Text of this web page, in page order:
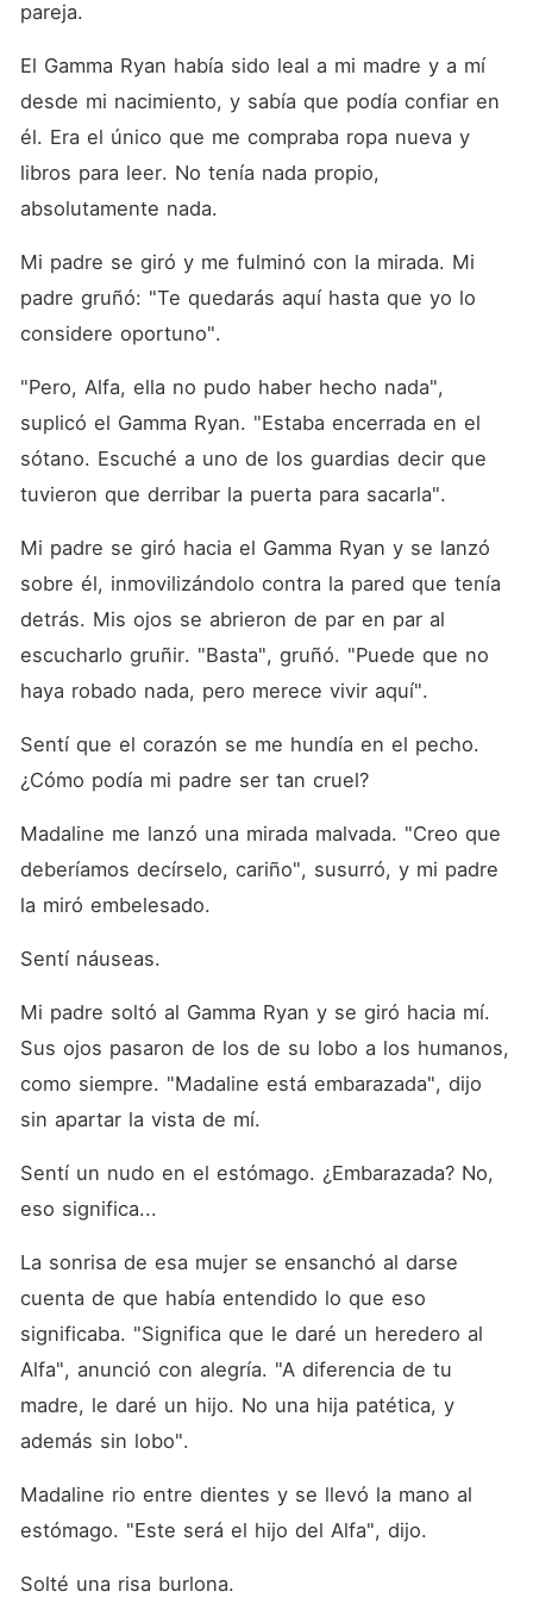
pareja.
El Gamma Ryan había sido leal a mi madre y a mí
desde mi nacimiento, y sabía que podía confiar en
él. Era el único que me compraba ropa nueva y
libros para leer. No tenía nada propio,
absolutamente nada.
Mi padre se giró y me fulminó con la mirada. Mi
padre gruñó: "Te quedarás aquí hasta que yo lo
considere oportuno".
"Pero, Alfa, ella no pudo haber hecho nada",
suplicó el Gamma Ryan. "Estaba encerrada en el
sótano. Escuché a uno de los guardias decir que
tuvieron que derribar la puerta para sacarla".
Mi padre se giró hacia el Gamma Ryan y se lanzó
sobre él, inmovilizándolo contra la pared que tenía
detrás. Mis ojos se abrieron de par en par al
escucharlo gruñir. "Basta", gruñó. "Puede que no
haya robado nada, pero merece vivir aquí".
Sentí que el corazón se me hundía en el pecho.
¿Cómo podía mi padre ser tan cruel?
Madaline me lanzó una mirada malvada. "Creo que
deberíamos decírselo, cariño", susurró, y mi padre
la miró embelesado.
Sentí náuseas.
Mi padre soltó al Gamma Ryan y se giró hacia mí.
Sus ojos pasaron de los de su lobo a los humanos,
como siempre. "Madaline está embarazada", dijo
sin apartar la vista de mí.
Sentí un nudo en el estómago. ¿Embarazada? No,
eso significa...
La sonrisa de esa mujer se ensanchó al darse
cuenta de que había entendido lo que eso
significaba. "Significa que le daré un heredero al
Alfa", anunció con alegría. "A diferencia de tu
madre, le daré un hijo. No una hija patética, y
además sin lobo".
Madaline rio entre dientes y se llevó la mano al
estómago. "Este será el hijo del Alfa", dijo.
Solté una risa burlona.